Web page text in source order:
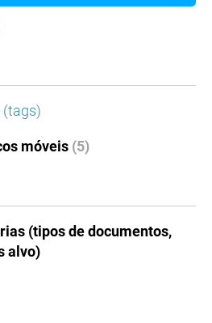
(tags)
móveis (5)
(tipos de documentos,
alvo)